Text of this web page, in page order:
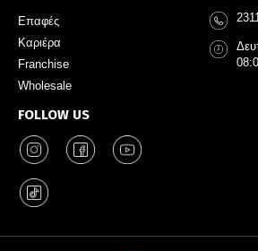
Επαφές
Καριέρα
Franchise
Wholesale
FOLLOW US